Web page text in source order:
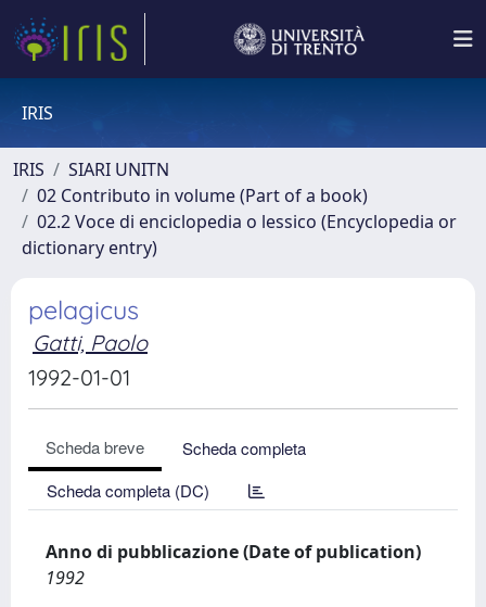
IRIS
IRIS
SIARI UNITN
02 Contributo in volume (Part of a book)
02.2 Voce di enciclopedia o lessico (Encyclopedia or
dictionary entry)
pelagicus
Gatti, Paolo
1992-01-01
Scheda breve
Scheda completa
Scheda completa (DC)
Anno di pubblicazione (Date of publication)
1992